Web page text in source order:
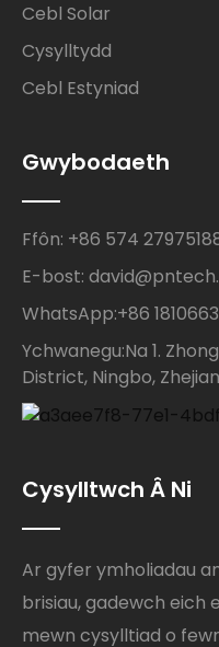
Cebl Solar
Cysylltydd
Cebl Estyniad
Gwybodaeth
Ffôn: +86 574
E-bost:
WhatsApp:+86
Ychwanegu:Na 1.
District, Ningbo,
Cysylltwch Â Ni
Ar gyfer ymholiadau
brisiau, gadewch
mewn cysylltiad o